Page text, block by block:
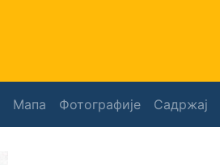
Мапа Фотографије Садржај